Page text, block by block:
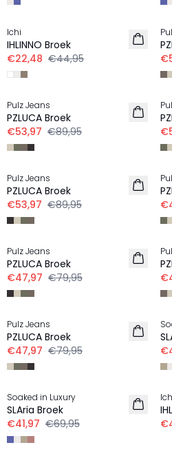
LINNEN
-50%
Ichi
IHLINNO Broek
€22,48 €44,95
-
LINNEN
-40%
Pulz Jeans
PZLUCA Broek
€53,97 €89,95
-
LINNEN
-40%
Pulz Jeans
PZLUCA Broek
€53,97 €89,95
-
LINNEN
-40%
Pulz Jeans
PZLUCA Broek
€47,97 €79,95
-
LINNEN
-40%
Pulz Jeans
PZLUCA Broek
€47,97 €79,95
-
LINNEN
-40%
Soaked in Luxury
SLAria Broek
€41,97 €69,95
-
-40%